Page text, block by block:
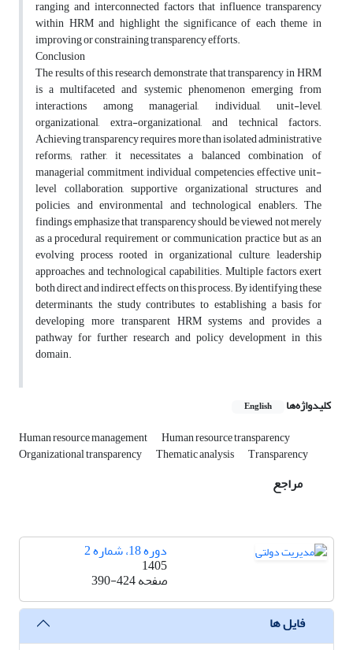
ranging and interconnected factors that influence transparency
within HRM and highlight the significance of each theme in
improving or constraining transparency efforts.
Conclusion
The results of this research demonstrate that transparency in HRM
is a multifaceted and systemic phenomenon emerging from
interactions among managerial, individual, unit-level,
organizational, extra-organizational, and technical factors.
Achieving transparency requires more than isolated administrative
reforms; rather, it necessitates a balanced combination of
managerial commitment, individual competencies, effective unit-
level collaboration, supportive organizational structures and
policies, and environmental and technological enablers. The
findings emphasize that transparency should be viewed not merely
as a procedural requirement or communication practice but as an
evolving process rooted in organizational culture, leadership
approaches, and technological capabilities. Multiple factors exert
both direct and indirect effects on this process. By identifying these
determinants, the study contributes to establishing a basis for
developing more transparent HRM systems and provides a
pathway for further research and policy development in this
domain.
کلیدواژه‌ها English
Human resource management Human resource transparency
Organizational transparency Thematic analysis Transparency
مراجع
دوره 18، شماره 2
1405
صفحه390-424
فایل ها